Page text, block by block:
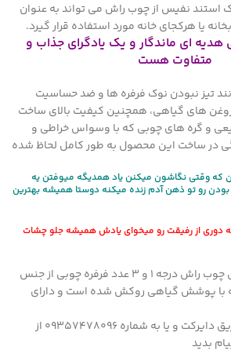
استند نفیس از چوب راش می تواند به عنوان
یا هرکجای خانه مورد استفاده قرار گیرد.
ای ماندگار و یک یادگرای جذاب و
متفاوت هست
تیز نبودن نوک فرفره ها و ضد حساسیت
روغن های گیاهی، همچنین کیفیت بالای ساخت
و گره های چوبی که با وسواس خراطی و
در ساخت این محصول به طور کامل لحاظ شده
که وقتی نگاشون میکنن یاد همدیگه میوفتن یه
بودن رو تو ذهن آدم زنده میکنه دوستا همیشه بهترین
دوری از رفیقت رو میخوای یادش همیشه جلو چشات
این استند چوبی از جنس چوب راش درجه ۱ و ۳ عدد فرفره چوبی از جنس
با پوشش گیاهی روکش شده است و دارای
برای اطلاعات بیشتر از طریق دایرکت و یا به شماره 09357478096 از
بدید